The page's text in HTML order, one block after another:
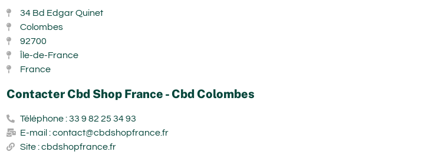
34 Bd Edgar Quinet
Colombes
92700
Île-de-France
France
Contacter Cbd Shop France - Cbd Colombes
Téléphone : 33 9 82 25 34 93
E-mail : contact@cbdshopfrance.fr
Site : cbdshopfrance.fr